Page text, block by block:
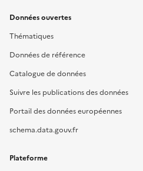
Données ouvertes
Thématiques
Données de référence
Catalogue de données
Suivre les publications des données
Portail des données européennes
schema.data.gouv.fr
Plateforme